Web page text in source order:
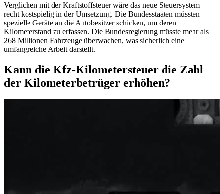
Verglichen mit der Kraftstoffsteuer wäre das neue Steuersystem
recht kostspielig in der Umsetzung. Die Bundesstaaten müssten
spezielle Geräte an die Autobesitzer schicken, um deren
Kilometerstand zu erfassen. Die Bundesregierung müsste mehr als
268 Millionen Fahrzeuge überwachen, was sicherlich eine
umfangreiche Arbeit darstellt.
Kann die Kfz-Kilometersteuer die Zahl
der Kilometerbetrüger erhöhen?